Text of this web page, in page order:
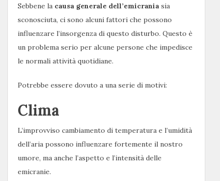
Sebbene la causa generale dell’emicrania sia
sconosciuta, ci sono alcuni fattori che possono
influenzare l’insorgenza di questo disturbo. Questo è
un problema serio per alcune persone che impedisce
le normali attività quotidiane.
Potrebbe essere dovuto a una serie di motivi:
Clima
L’improvviso cambiamento di temperatura e l’umidità
dell’aria possono influenzare fortemente il nostro
umore, ma anche l’aspetto e l’intensità delle
emicranie.